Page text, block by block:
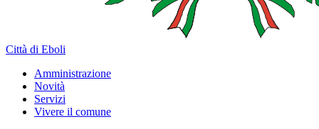
Città di Eboli
Amministrazione
Novità
Servizi
Vivere il comune